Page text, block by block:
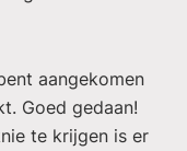
aangekomen
Goed gedaan!
te krijgen is er